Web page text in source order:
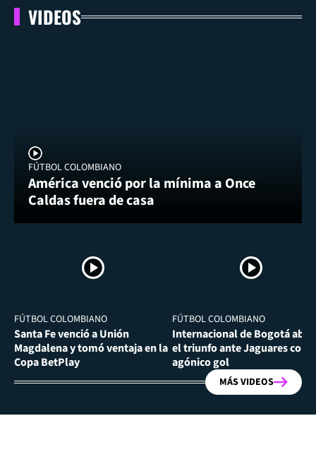
VIDEOS
FÚTBOL COLOMBIANO
América venció por la mínima a Once
Caldas fuera de casa
FÚTBOL COLOMBIANO
Santa Fe venció a Unión
Magdalena y tomó ventaja en la
Copa BetPlay
FÚTBOL COLOMBIANO
Internacional de Bogotá
el triunfo ante Jaguares con
agónico gol
MÁS VIDEOS